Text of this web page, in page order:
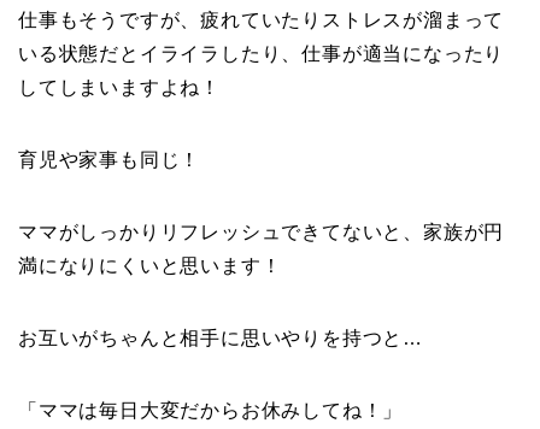
仕事もそうですが、疲れていたりストレスが溜まって
いる状態だとイライラしたり、仕事が適当になったり
してしまいますよね！
育児や家事も同じ！
ママがしっかりリフレッシュできてないと、家族が円
満になりにくいと思います！
お互いがちゃんと相手に思いやりを持つと…
「ママは毎日大変だからお休みしてね！」